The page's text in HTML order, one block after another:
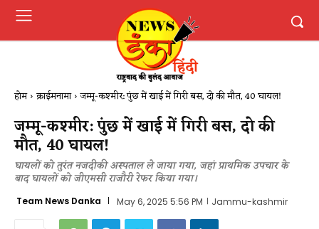
होम क्राईमनामा जम्मू-कश्मीर: पुंछ में खाई में गिरी बस, दो की मौत, 40 घायल!
जम्मू-कश्मीर: पुंछ में खाई में गिरी बस, दो की
मौत, 40 घायल!
घायलों को तुरंत नजदीकी अस्पताल ले जाया गया, जहां प्राथमिक उपचार के
बाद घायलों को जीएमसी राजौरी रेफर किया गया।
Team News Danka May 6, 2025 5:56 PM Jammu-kashmir